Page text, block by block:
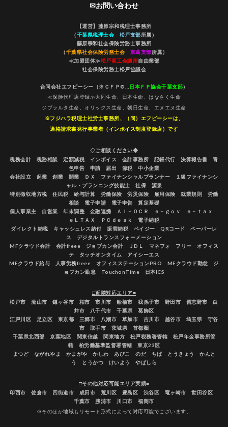
✉お問い合わせ
【運営】藤原宗和税理士事務所
（千葉県税理士会 松戸支部所属）
藤原宗和社会保険労務士事務所
（千葉県社会保険労務士会 東葛支部所属）
≪加盟団体≫松戸商工会議所自由業部
社会保険労務士松戸協議会
合同会社エフピーシー（※ＣＦＰ®… 日本ＦＰ協会千葉支部）
≪保険代理店登録≫大同生命、日本生命、はなさく生命
ジブラルタ生命、オリックス生命、朝日生命、エヌエヌ生命
※フジハラ税理士社労士事務所、（同）エフピーシーは、
適格請求書発行事業者（インボイス制度登録店）です
◇ご相談ください◆
税務会計 税務相談 定額減税 インボイス 会計事務所 記帳代行 決算報告書 青
色申告 申請 届出 節税 中小企業
会社設立 起業 創業 開業 ＤＸ ファイナンシャルプランナー １級ファイナンシ
ャル・プランニング技能士 社保 源泉
特別徴収地方税 住民税 給与計算 労働保険 労災保険 雇用保険 就業規則 労働
相談 電子申請 電子申告 算定基礎
個人事業主 自営業 年末調整 金融連携 ＡＩ－ＯＣＲ ｅ－ｇｏｖ ｅ－ｔａｘ
ｅＬＴＡＸ ＰＣｄｅｓｋ 電子納税
ダイレクト納税 キャッシュレス納付 振替納税 ペイジー QRコード ペーパーレ
ス デジタルトランスフォーメーション
MFクラウド会計 会計freee ジョブカン会計 ＪDＬ マネフォ フリー オフィス
テ タッチオンタイム アイシーエス
MFクラウド給与 人事労務freee オフィスステーションPRO MFクラウド勤怠 ジ
ョブカン勤怠 TouchonTime 日本ICS
□近隣対応エリア■
松戸市 流山市 鎌ヶ谷市 柏市 市川市 船橋市 我孫子市 野田市 習志野市 白
井市 八千代市 千葉県 葛飾区
江戸川区 足立区 東京都 三郷市 八潮市 草加市 吉川市 越谷市 埼玉県 守谷
市 取手市 茨城県 首都圏
千葉県北西部 京葉地区 関東信越 関東地方 松戸税務署管轄 松戸年金事務所管
轄 柏労働基準監督署管轄 東京23区
まつど ながれやま かまがや かしわ あびこ のだ ちば とうきょう かんと
う とうかつ けいよう やばしら
□その他対応可能エリア実績■
印西市 佐倉市 四街道市 成田市 荒川区 豊島区 渋谷区 竜ヶ崎市 世田谷区
千葉市 勝浦市 川口市 福岡市
※そのほか地域もリモート形式によって対応可能でございます。